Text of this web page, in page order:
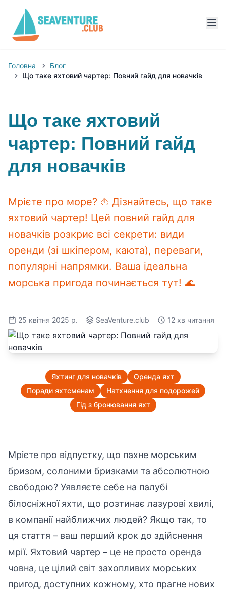
Головна
Блог
Що таке яхтовий чартер: Повний гайд для новачків
Що таке яхтовий
чартер: Повний гайд
для новачків
Мрієте про море? ⛵ Дізнайтесь, що таке
яхтовий чартер! Цей повний гайд для
новачків розкриє всі секрети: види
оренди (зі шкіпером, каюта), переваги,
популярні напрямки. Ваша ідеальна
морська пригода починається тут! 🌊
25 квітня 2025 р. SeaVenture.club 12 хв читання
Яхтинг для новачків
Оренда яхт
Поради яхтсменам
Натхнення для подорожей
Гід з бронювання яхт
Мрієте про відпустку, що пахне морським
бризом, солоними бризками та абсолютною
свободою? Уявляєте себе на палубі
білосніжної яхти, що розтинає лазурові хвилі,
в компанії найближчих людей? Якщо так, то
ця стаття – ваш перший крок до здійснення
мрії. Яхтовий чартер – це не просто оренда
човна, це цілий світ захопливих морських
пригод, доступних кожному, хто прагне нових